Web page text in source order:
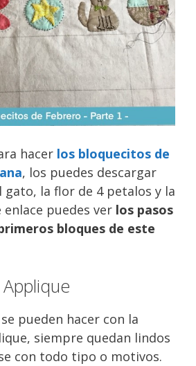
hacer los bloquecitos de
, los puedes descargar
gato, la flor de 4 petalos y la
puedes ver los pasos
bloques de este
pueden hacer con la
siempre quedan lindos
con todo tipo o motivos.